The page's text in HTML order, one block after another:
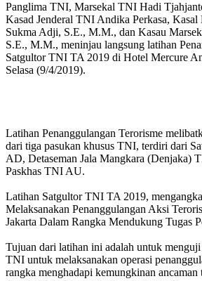
Panglima TNI, Marsekal TNI Hadi
Kasad Jenderal TNI Andika Perkasa,
Sukma Adji, S.E., M.M., dan Kasau
S.E., M.M., meninjau langsung latihan
Satgultor TNI TA 2019 di Hotel Mercure
Selasa (9/4/2019).
Latihan Penanggulangan Terorisme
dari tiga pasukan khusus TNI, terdiri dari
AD, Detaseman Jala Mangkara (Denjaka)
Paskhas TNI AU.
Latihan Satgultor TNI TA 2019,
Melaksanakan Penanggulangan Aksi
Jakarta Dalam Rangka Mendukung Tugas
Tujuan dari latihan ini adalah untuk
TNI untuk melaksanakan operasi
rangka menghadapi kemungkinan ancaman